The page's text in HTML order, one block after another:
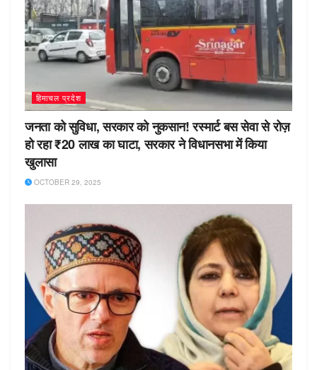
हिमाचल प्रदेश
जनता को सुविधा, सरकार को नुकसान! रस्मार्ट बस सेवा से रोज़
हो रहा ₹20 लाख का घाटा, सरकार ने विधानसभा में किया
खुलासा
OCTOBER 29, 2025